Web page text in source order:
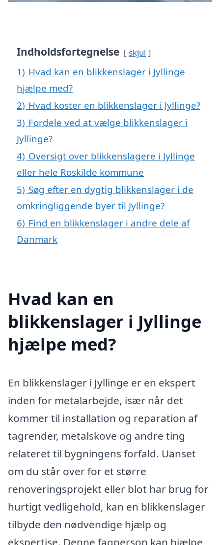
Indholdsfortegnelse skjul
1) Hvad kan en blikkenslager i Jyllinge
hjælpe med?
2) Hvad koster en blikkenslager i Jyllinge?
3) Fordele ved at vælge blikkenslager i
Jyllinge?
4) Oversigt over blikkenslagere i Jyllinge
eller hele Roskilde kommune
5) Søg efter en dygtig blikkenslager i de
omkringliggende byer til Jyllinge?
6) Find en blikkenslager i andre dele af
Danmark
Hvad kan en
blikkenslager i Jyllinge
hjælpe med?
En blikkenslager i Jyllinge er en ekspert
inden for metalarbejde, især når det
kommer til installation og reparation af
tagrender, metalskove og andre ting
relateret til bygningens forfald. Uanset
om du står over for et større
renoveringsprojekt eller blot har brug for
hurtigt vedligehold, kan en blikkenslager
tilbyde den nødvendige hjælp og